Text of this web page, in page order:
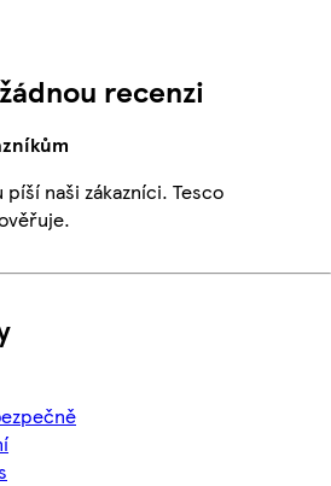
recenzi
píší naši zákazníci. Tesco